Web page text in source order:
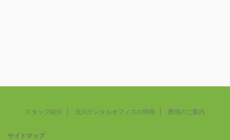
スタッフ紹介 北川デンタルオフィスの特徴 費用のご案内
サイトマップ